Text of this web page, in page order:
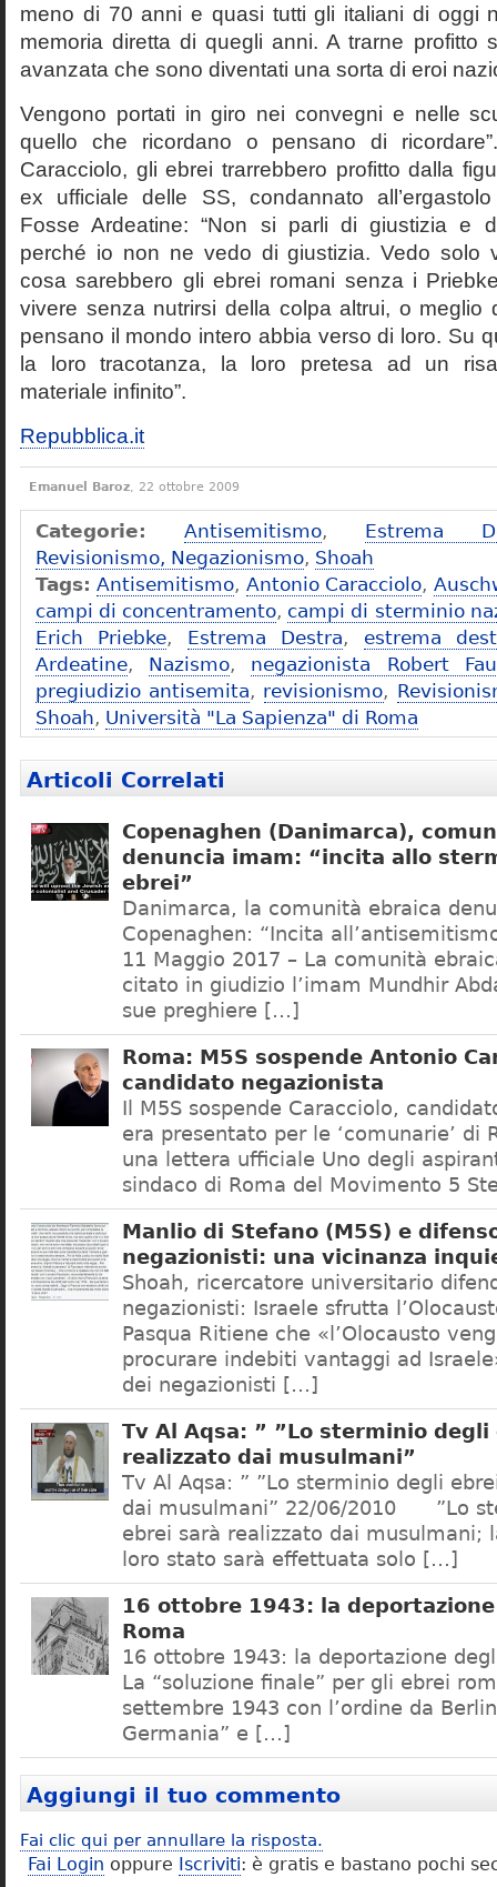
meno di 70 anni e quasi tutti gli italiani di oggi
memoria diretta di quegli anni. A trarne profitto
avanzata che sono diventati una sorta di eroi
Vengono portati in giro nei convegni e nelle
quello che ricordano o pensano di
Caracciolo, gli ebrei trarrebbero profitto dalla
ex ufficiale delle SS, condannato
Fosse Ardeatine: “Non si parli di giustizia e
perché io non ne vedo di giustizia. Vedo solo
cosa sarebbero gli ebrei romani senza i
vivere senza nutrirsi della colpa altrui, o meglio
pensano il mondo intero abbia verso di loro. Su
la loro tracotanza, la loro pretesa ad un
materiale infinito”.
Repubblica.it
Emanuel Baroz, 22 ottobre 2009
Categorie: Antisemitismo, Estrema
Revisionismo, Negazionismo, Shoah
Tags: Antisemitismo, Antonio Caracciolo,
campi di concentramento, campi di sterminio
Erich Priebke, Estrema Destra, estrema
Ardeatine, Nazismo, negazionista Robert
pregiudizio antisemita, revisionismo,
Shoah, Università "La Sapienza" di Roma
Articoli Correlati
Copenaghen (Danimarca),
denuncia imam: “incita allo
ebrei”
Danimarca, la comunità ebraica
Copenaghen: “Incita
11 Maggio 2017 – La comunità
citato in giudizio l’imam Mundhir
sue preghiere […]
Roma: M5S sospende Antonio
candidato negazionista
Il M5S sospende Caracciolo,
era presentato per le ‘comunarie’ di
una lettera ufficiale Uno degli
sindaco di Roma del Movimento 5
Manlio di Stefano (M5S) e
negazionisti: una vicinanza
Shoah, ricercatore universitario
negazionisti: Israele sfrutta
Pasqua Ritiene che «l’Olocausto
procurare indebiti vantaggi ad
dei negazionisti […]
Tv Al Aqsa: ” ”Lo sterminio degli
realizzato dai musulmani”
Tv Al Aqsa: ” ”Lo sterminio degli
dai musulmani” 22/06/2010 ”Lo
ebrei sarà realizzato dai musulmani;
loro stato sarà effettuata solo […]
16 ottobre 1943: la
Roma
16 ottobre 1943: la deportazione
La “soluzione finale” per gli ebrei
settembre 1943 con l’ordine da
Germania” e […]
Aggiungi il tuo commento
Fai clic qui per annullare la risposta.
Fai Login oppure Iscriviti: è gratis e bastano pochi